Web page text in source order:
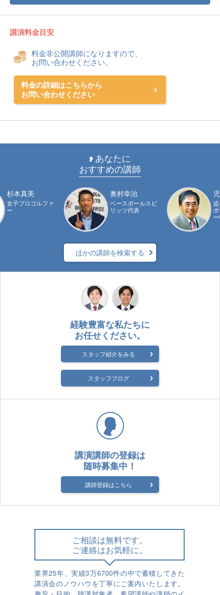
講演料金目安
料金非公開講師になりますので、
お問い合わせください。
料金の詳細はこちらから
お問い合わせください
あなたに
おすすめの講師
杉本真美
女子プロゴルファ
ー
奥村幸治
ベースボールスピ
リッツ代表
ほかの講師を検索する
経験豊富な私たちに
お任せください。
スタッフ紹介をみる
スタッフブログ
講演講師の登録は
随時募集中！
講師登録はこちら
ご相談は無料です。
ご連絡はお気軽に。
業界25年、実績3万6700件の中で蓄積してきた
講演会のノウハウを丁寧にご案内いたします。